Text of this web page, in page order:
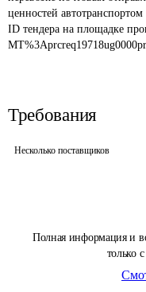
Полная информация и
только
ценностей
ID тендера на площадке
Требования
Несколько поставщиков